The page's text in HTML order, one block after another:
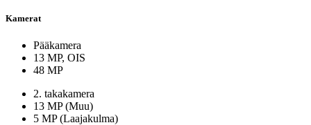
Kamerat
Pääkamera
13 MP, OIS
48 MP
2. takakamera
13 MP (Muu)
5 MP (Laajakulma)